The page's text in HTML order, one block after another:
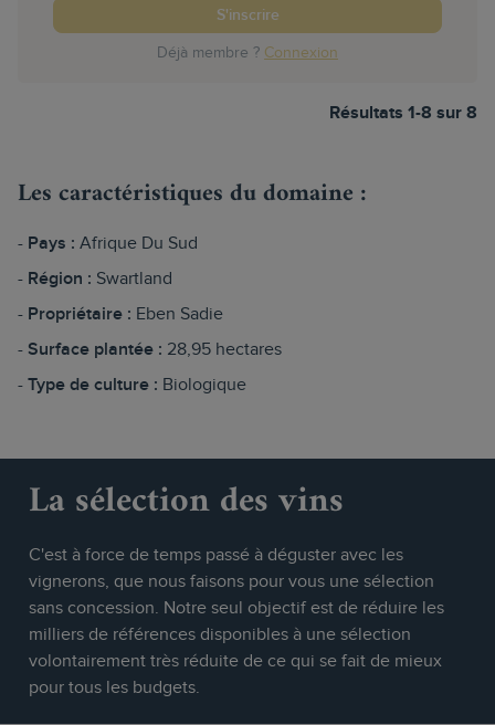
S'inscrire
Déjà membre ? Connexion
Résultats 1-8 sur 8
Les caractéristiques du domaine :
Pays : Afrique Du Sud
Région : Swartland
Propriétaire : Eben Sadie
Surface plantée : 28,95 hectares
Type de culture : Biologique
La sélection des vins
C'est à force de temps passé à déguster avec les
vignerons, que nous faisons pour vous une sélection
sans concession. Notre seul objectif est de réduire les
milliers de références disponibles à une sélection
volontairement très réduite de ce qui se fait de mieux
pour tous les budgets.